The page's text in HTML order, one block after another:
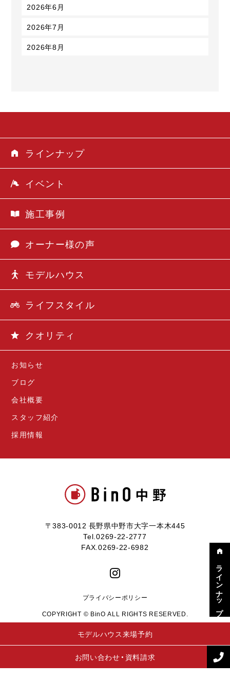
2026年6月
2026年7月
2026年8月
〒383-0012 長野県中野市大字一本木445
Tel.0269-22-2777
FAX.0269-22-6982
お知らせ
ブログ
会社概要
スタッフ紹介
採用情報
ラインナップ
イベント
施工事例
オーナー様の声
モデルハウス
ライフスタイル
クオリティ
プライバシーポリシー
COPYRIGHT © BinO ALL RIGHTS RESERVED.
モデルハウス来場予約
お問い合わせ・資料請求
ラインナップ